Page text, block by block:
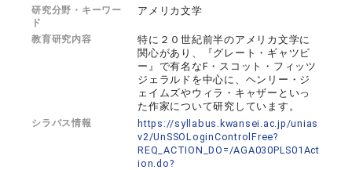
研究分野・キーワー
ド
アメリカ文学
教育研究内容
特に２０世紀前半のアメリカ文学に
関心があり、『グレート・ギャツビ
ー』で有名なF・スコット・フィッツ
ジェラルドを中心に、ヘンリー・ジ
ェイムズやウィラ・キャザーといっ
た作家について研究しています。
シラバス情報
https://syllabus.kwansei.ac.jp/unias
v2/UnSSOLoginControlFree?
REQ_ACTION_DO=/AGA030PLS01Act
ion.do?